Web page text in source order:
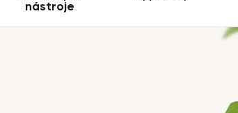
nástroje